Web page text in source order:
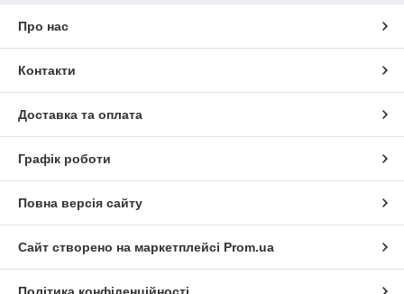
Про нас
Контакти
Доставка та оплата
Графік роботи
Повна версія сайту
Сайт створено на маркетплейсі Prom.ua